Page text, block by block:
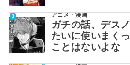
アニメ・漫画
ガチの話、デス
たいに使いまく
ことはないよな